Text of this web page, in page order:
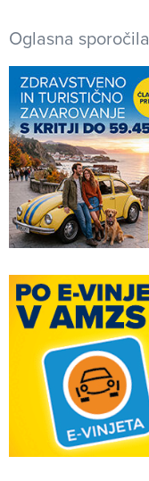
Oglasna sporočila